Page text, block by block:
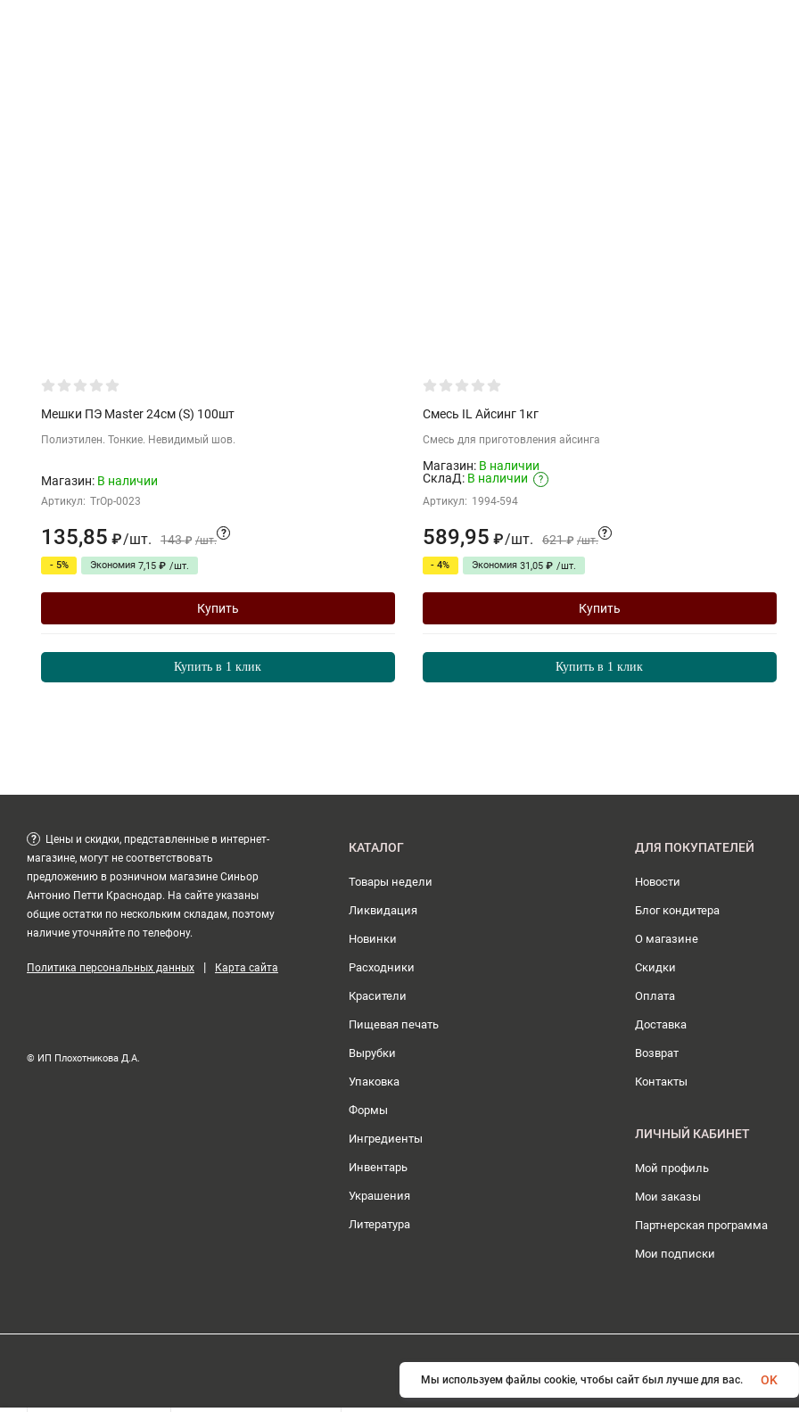
Мешки ПЭ Master 24см (S) 100шт
Полиэтилен. Тонкие. Невидимый шов.
Магазин: В наличии
Артикул: TrOp-0023
135,85 ₽/шт. 143 ₽ /шт.
?
- 5% Экономия 7,15 ₽ /шт.
Купить
Купить в 1 клик
Смесь IL Айсинг 1кг
Смесь для приготовления айсинга
Магазин: В наличии
СклаД: В наличии ?
Артикул: 1994-594
589,95 ₽/шт. 621 ₽ /шт.
?
- 4% Экономия 31,05 ₽ /шт.
Купить
Купить в 1 клик
?
Цены и скидки, представленные в интернет-
магазине, могут не соответствовать
предложению в розничном магазине Синьор
Антонио Петти Краснодар. На сайте указаны
общие остатки по нескольким складам, поэтому
наличие уточняйте по телефону.
Политика персональных данных | Карта сайта
© ИП Плохотникова Д.А.
КАТАЛОГ
Товары недели
Ликвидация
Новинки
Расходники
Красители
Пищевая печать
Вырубки
Упаковка
Формы
Ингредиенты
Инвентарь
Украшения
Литература
ДЛЯ ПОКУПАТЕЛЕЙ
Новости
Блог кондитера
О магазине
Скидки
Оплата
Доставка
Возврат
Контакты
ЛИЧНЫЙ КАБИНЕТ
Мой профиль
Мои заказы
Партнерская программа
Мои подписки
Мы используем файлы cookie, чтобы сайт был лучше для вас.
OK